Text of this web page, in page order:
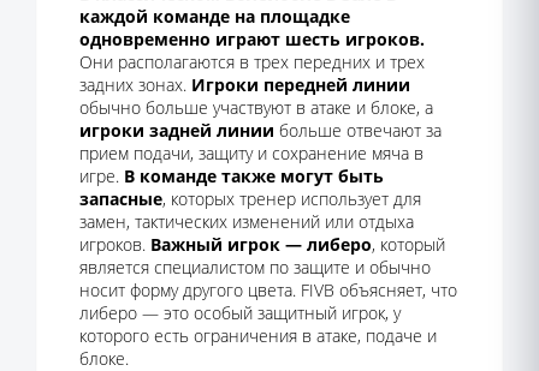
каждой команде на площадке
одновременно играют шесть игроков.
Они располагаются в трех передних и трех
задних зонах. Игроки передней линии
обычно больше участвуют в атаке и блоке, а
игроки задней линии больше отвечают за
прием подачи, защиту и сохранение мяча в
игре. В команде также могут быть
запасные, которых тренер использует для
замен, тактических изменений или отдыха
игроков. Важный игрок — либеро, который
является специалистом по защите и обычно
носит форму другого цвета. FIVB объясняет, что
либеро — это особый защитный игрок, у
которого есть ограничения в атаке, подаче и
блоке.